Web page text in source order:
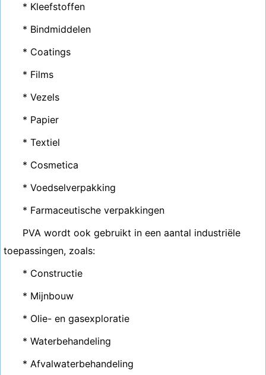
* Kleefstoffen
* Bindmiddelen
* Coatings
* Films
* Vezels
* Papier
* Textiel
* Cosmetica
* Voedselverpakking
* Farmaceutische verpakkingen
PVA wordt ook gebruikt in een aantal industriële
toepassingen, zoals:
* Constructie
* Mijnbouw
* Olie- en gasexploratie
* Waterbehandeling
* Afvalwaterbehandeling